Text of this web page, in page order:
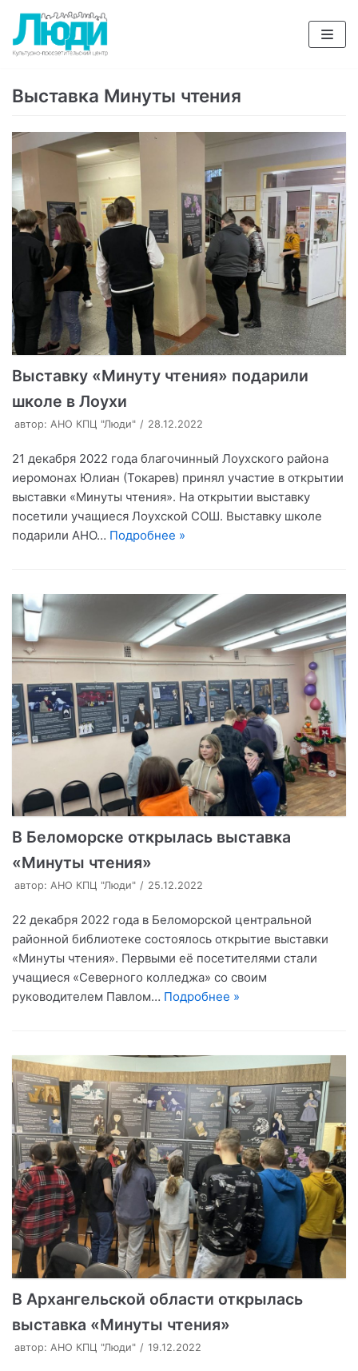
Перейти
к
содержимому
Выставка Минуты чтения
Выставку «Минуту чтения» подарили
школе в Лоухи
автор: АНО КПЦ "Люди" 28.12.2022
21 декабря 2022 года благочинный Лоухского района
иеромонах Юлиан (Токарев) принял участие в открытии
выставки «Минуты чтения». На открытии выставку
посетили учащиеся Лоухской СОШ. Выставку школе
подарили АНО… Подробнее »
В Беломорске открылась выставка
«Минуты чтения»
автор: АНО КПЦ "Люди" 25.12.2022
22 декабря 2022 года в Беломорской центральной
районной библиотеке состоялось открытие выставки
«Минуты чтения». Первыми её посетителями стали
учащиеся «Северного колледжа» со своим
руководителем Павлом… Подробнее »
В Архангельской области открылась
выставка «Минуты чтения»
автор: АНО КПЦ "Люди" 19.12.2022